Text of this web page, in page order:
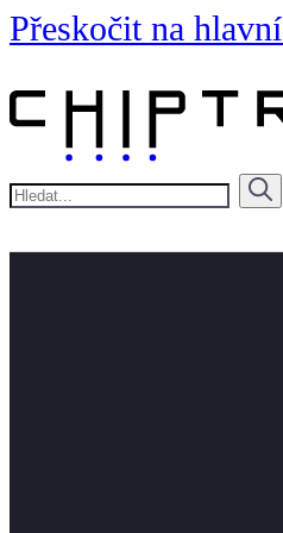
Přeskočit na
Hledat